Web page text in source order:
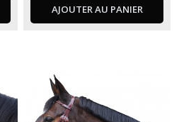
AJOUTER AU PANIER